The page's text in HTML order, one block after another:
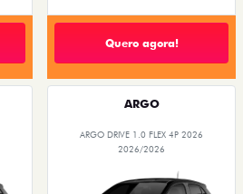
Quero agora!
ARGO
ARGO DRIVE 1.0 FLEX 4P 2026
2026/2026